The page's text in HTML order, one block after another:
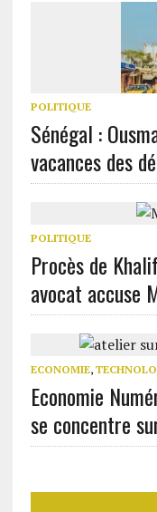
POLITIQUE
Sénégal :
vacances des
POLITIQUE
Procès de
avocat accuse
ECONOMIE,
Economie
se concentre